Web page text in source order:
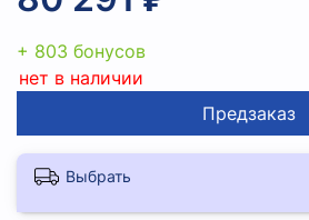
+ 803 бонусов
нет в наличии
Предзаказ
Выбрать